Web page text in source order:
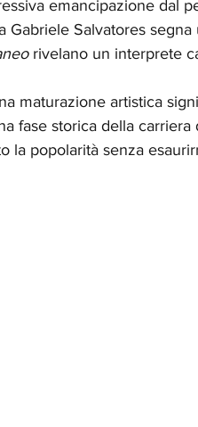
emancipazione dal
Gabriele Salvatores
rivelano un interprete
maturazione artistica
fase storica della carriera
la popolarità senza